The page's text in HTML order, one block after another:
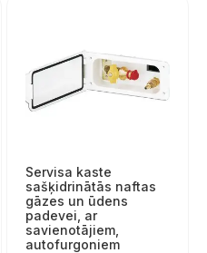
Servisa kaste
sašķidrinātās naftas
gāzes un ūdens
padevei, ar
savienotājiem,
autofurgoniem